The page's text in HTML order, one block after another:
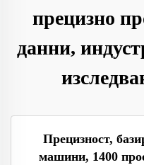
прецизно
данни,
Прецизност,
машини, 1400